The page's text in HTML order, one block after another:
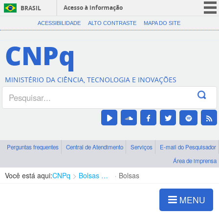
BRASIL
Acesso à informação
CORONAVÍRUS (COVID-19)
Canais
ACESSIBILIDADE ALTO CONTRASTE MAPA DO SITE
CNPq
MINISTÉRIO DA CIÊNCIA, TECNOLOGIA E INOVAÇÕES
Perguntas frequentes Central de Atendimento Serviços
E-mail do Pesquisador
Área de imprensa
Você está aqui:CNPq Bolsas e Auxílios Vigentes Bolsas
MENU